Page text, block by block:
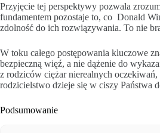
Przyjęcie tej perspektywy pozwala
fundamentem pozostaje to, co Donald
zdolność do ich rozwiązywania. To nie
W toku całego postępowania kluczowe
bezpieczną więź, a nie dążenie do
z rodziców ciężar nierealnych
rodzicielstwo dzieje się w ciszy Państwa
Podsumowanie